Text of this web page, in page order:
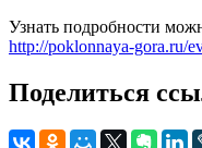
Узнать подробности
http://poklonnaya-gora.ru/
Поделиться